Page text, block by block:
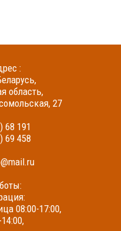
:
область,
27
68 191
69 458
08:00-17:00,